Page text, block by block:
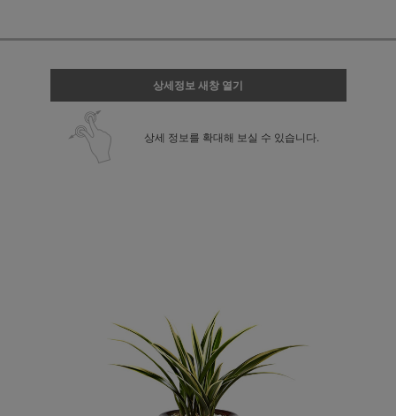
상세정보 새창 열기
상세 정보를 확대해 보실 수 있습니다.